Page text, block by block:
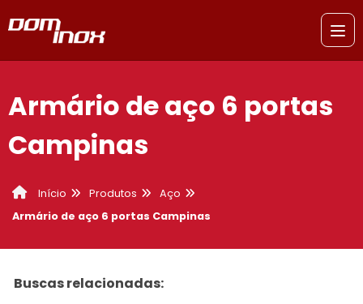
Armário de aço 6 portas
Campinas
Início Produtos
Aço
Armário de aço 6 portas Campinas
Buscas relacionadas: